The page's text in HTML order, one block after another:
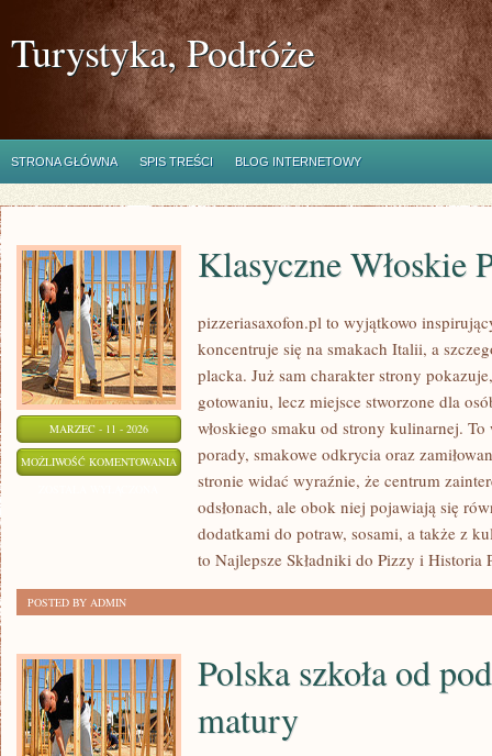
Turystyka, Podróże
STRONA GŁÓWNA SPIS TREŚCI BLOG INTERNETOWY
MARZEC - 11 - 2026
MOŻLIWOŚĆ KOMENTOWANIA KLASYCZNE
WŁOSKIE
PIZZE
Klasyczne Włoskie
pizzeriasaxofon.pl to wyjątkowo
koncentruje się na smakach Italii, a
placka. Już sam charakter strony
gotowaniu, lecz miejsce stworzone dla
włoskiego smaku od strony kulinarnej.
porady, smakowe odkrycia oraz
stronie widać wyraźnie, że centrum
odsłonach, ale obok niej pojawiają się
dodatkami do potraw, sosami, a także z
to Najlepsze Składniki do Pizzy i Historia
POSTED BY ADMIN
Polska szkoła od
matury